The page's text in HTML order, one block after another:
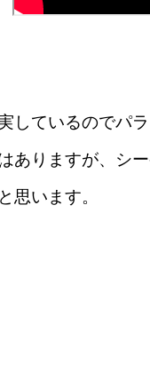
しているのでパ
ありますが、シ
思います。